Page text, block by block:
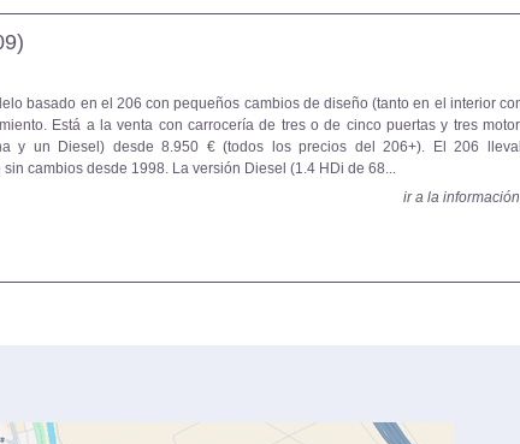
basado en el 206 con pequeños cambios de diseño (tanto en el interior
Está a la venta con carrocería de tres o de cinco puertas y tres
y un Diesel) desde 8.950 € (todos los precios del 206+). El 206
cambios desde 1998. La versión Diesel (1.4 HDi de 68...
ir a la información